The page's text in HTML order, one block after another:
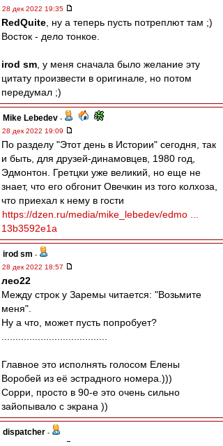
28 дек 2022 19:35
RedQuite , ну а теперь пусть потреплют там ;)
Восток - дело тонкое.
irod sm , у меня сначала было желание эту
цитату произвести в оригинале, но потом
передумал ;)
Mike Lebedev -
28 дек 2022 19:09
По разделу "Этот день в Истории" сегодня, так
и быть, для друзей-динамовцев, 1980 год,
Эдмонтон. Гретцки уже великий, но еще не
знает, что его обгонит Овечкин из того колхоза,
что приехал к нему в гости
https://dzen.ru/media/mike_lebedev/edmo ...
13b3592e1a
irod sm -
28 дек 2022 18:57
лео22
Между строк у Заремы читается: "Возьмите
меня".
Ну а что, может пусть попробует?
Главное это исполнять голосом Елены
Воробей из её эстрадного номера.)))
Сорри, просто в 90-е это очень сильно
зайопывало с экрана ))
dispatcher -